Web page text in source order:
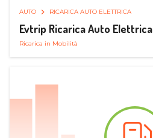
AUTO RICARICA AUTO ELETTRICA
Evtrip Ricarica Auto Elettrica
Ricarica in Mobilità